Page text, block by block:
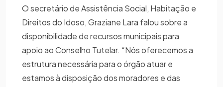
O secretário de Assistência Social, Habitação e
Direitos do Idoso, Graziane Lara falou sobre a
disponibilidade de recursos municipais para
apoio ao Conselho Tutelar. “Nós oferecemos a
estrutura necessária para o órgão atuar e
estamos à disposição dos moradores e das